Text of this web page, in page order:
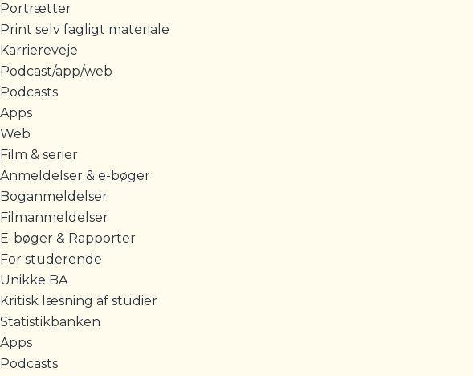
Portrætter
Print selv fagligt materiale
Karriereveje
Podcast/app/web
Podcasts
Apps
Web
Film & serier
Anmeldelser & e-bøger
Boganmeldelser
Filmanmeldelser
E-bøger & Rapporter
For studerende
Unikke BA
Kritisk læsning af studier
Statistikbanken
Apps
Podcasts